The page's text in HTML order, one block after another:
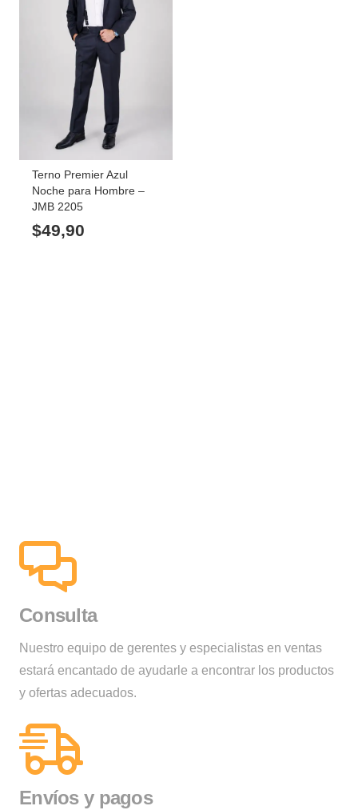
Terno Premier Azul
Noche para Hombre –
JMB 2205
$49,90
Consulta
Nuestro equipo de gerentes y especialistas en ventas
estará encantado de ayudarle a encontrar los productos
y ofertas adecuados.
Envíos y pagos